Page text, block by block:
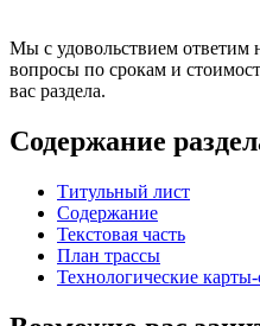
Мы с удовольствием ответим
вопросы по срокам и
вас раздела.
Содержание
Титульный лист
Содержание
Текстовая часть
План трассы
Технологические